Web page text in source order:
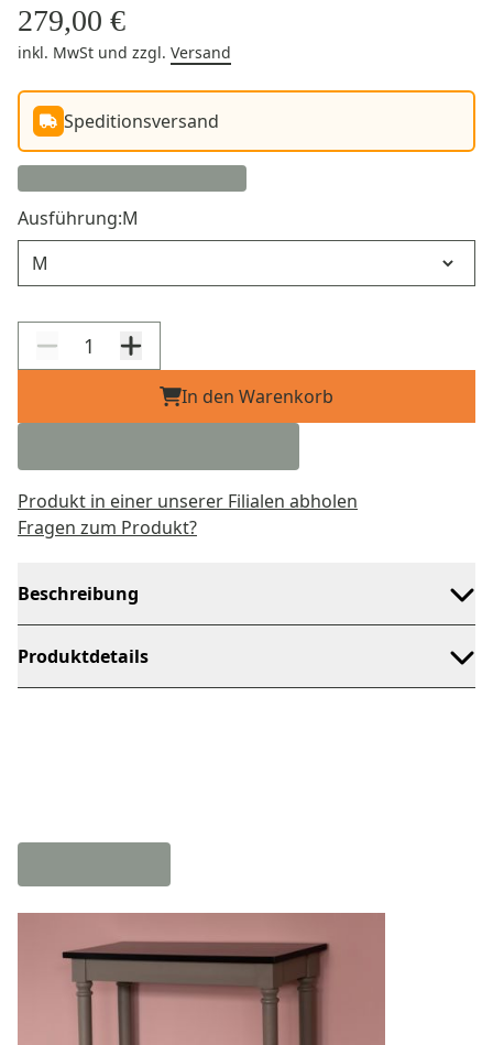
279,00 €
inkl. MwSt und zzgl. Versand
Speditionsversand
Ausführung:M
In den Warenkorb
Produkt in einer unserer Filialen abholen
Fragen zum Produkt?
Beschreibung
Produktdetails